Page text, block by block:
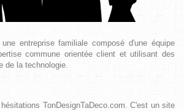
une entreprise familiale composé d'une équipe
commune orientée client et utilisant des
de la technologie.
TonDesignTaDeco.com. C'est un site